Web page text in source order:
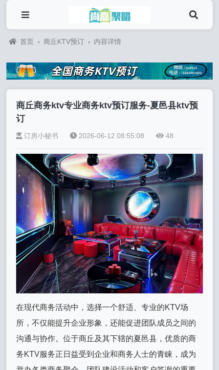
首页 › 商丘KTV预订 › 内容详情
商丘商务ktv专业商务ktv预订服务-夏邑县ktv预
订
订房小秘书 2026-06-12 08:55:08 48
在现代商务活动中，选择一个舒适、专业的KTV场
所，不仅能提升企业形象，还能促进团队成员之间的
沟通与协作。位于商丘及其下辖的夏邑县，优质的商
务KTV服务正日益受到企业和商务人士的青睐，成为